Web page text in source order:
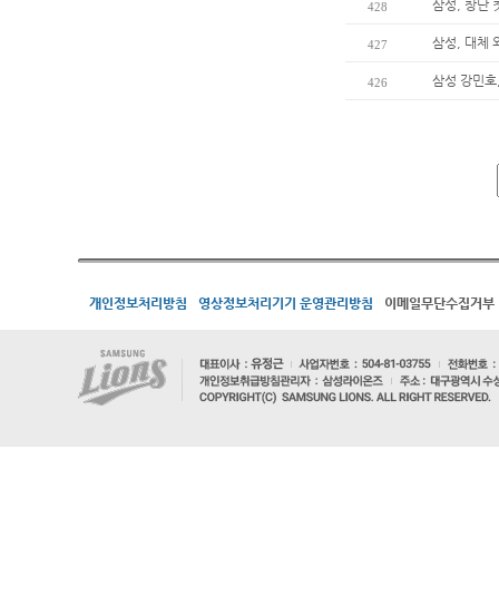
428 삼성, 창단
427 삼성, 대체
426 삼성 강민
개인정보처리방침 영상정보처리기기 운영관리방침 이메일무단수집거부